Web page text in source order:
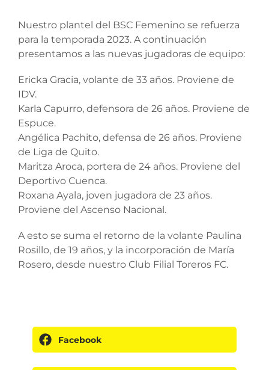
Nuestro plantel del BSC Femenino se refuerza
para la temporada 2023. A continuación
presentamos a las nuevas jugadoras de equipo:
Ericka Gracia, volante de 33 años. Proviene de
IDV.
Karla Capurro, defensora de 26 años. Proviene de
Espuce.
Angélica Pachito, defensa de 26 años. Proviene
de Liga de Quito.
Maritza Aroca, portera de 24 años. Proviene del
Deportivo Cuenca.
Roxana Ayala, joven jugadora de 23 años.
Proviene del Ascenso Nacional.
A esto se suma el retorno de la volante Paulina
Rosillo, de 19 años, y la incorporación de María
Rosero, desde nuestro Club Filial Toreros FC.
Facebook